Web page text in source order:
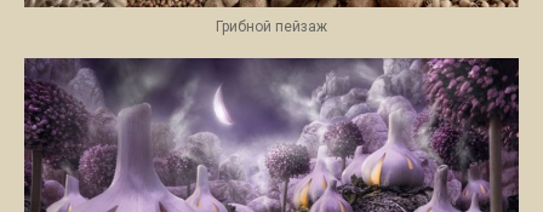
Грибной пейзаж